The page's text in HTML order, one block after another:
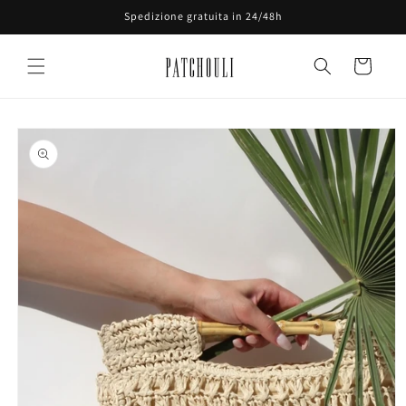
ai contenuti
Spedizione gratuita in 24/48h
Carrello
Passa alle
informazioni
sul prodotto